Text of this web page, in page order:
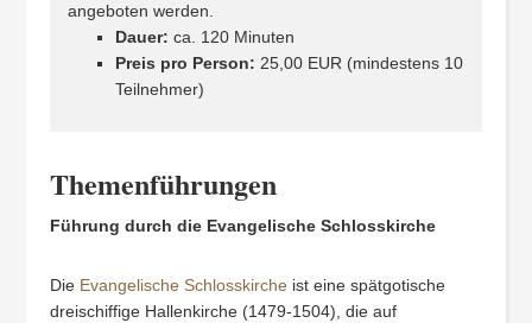
angeboten werden.
Dauer: ca. 120 Minuten
Preis pro Person: 25,00 EUR (mindestens 10
Teilnehmer)
Themenführungen
Führung durch die Evangelische Schlosskirche
Die Evangelische Schlosskirche ist eine spätgotische
dreischiffige Hallenkirche (1479-1504), die auf